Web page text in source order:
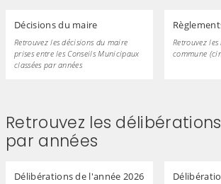
Décisions du maire
Retrouvez les décisions du maire
prises entre les Conseils Municipaux
classées par années
Retrouvez
commune
Retrouvez les
par années
Délibérations de l'année 2026